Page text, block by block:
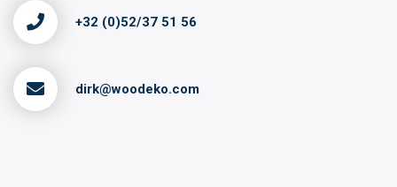
+32 (0)52/37 51 56
dirk@woodeko.com